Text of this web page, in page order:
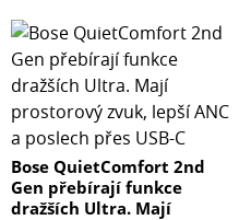
Bose QuietComfort 2nd
Gen přebírají funkce
dražších Ultra. Mají